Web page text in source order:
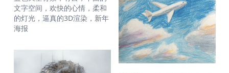
文字空间，欢快的心情，柔和
的灯光，逼真的3D渲染，新年
海报